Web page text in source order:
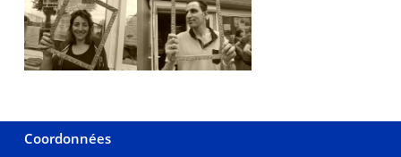
Coordonnées